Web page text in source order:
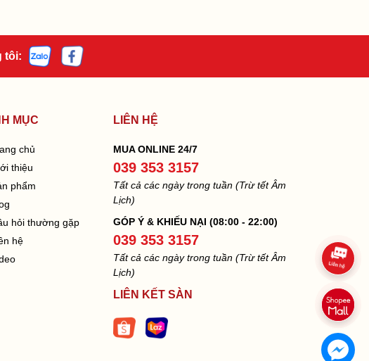
tôi:
MỤC
chủ
thiệu
phẩm
hỏi thường gặp
hệ
LIÊN HỆ
MUA ONLINE 24/7
039 353 3157
Tất cả các ngày trong tuần (Trừ tết Âm
Lịch)
GÓP Ý & KHIẾU NẠI (08:00 - 22:00)
039 353 3157
Tất cả các ngày trong tuần (Trừ tết Âm
Lịch)
LIÊN KẾT SÀN